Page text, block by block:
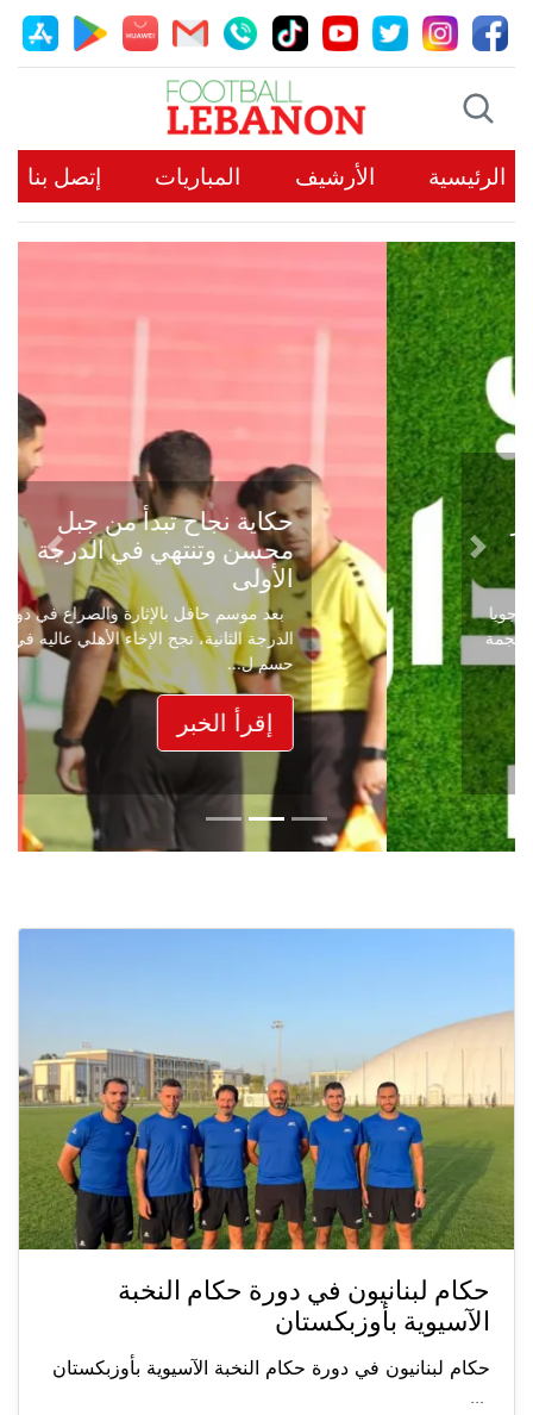
الرئيسية الأرشيف المباريات إتصل بنا
حكاية نجاح تبدأ من جبل
محسن وتنتهي في الدرجة
الأولى
بعد موسم حافل بالإثارة والصراع في دوري
الدرجة الثانية، نجح الإخاء الأهلي عاليه في
حسم ل...
إقرأ الخبر
Previous
Next
حكام لبنانيون في دورة حكام النخبة
الآسيوية بأوزبكستان
حكام لبنانيون في دورة حكام النخبة الآسيوية بأوزبكستان
...